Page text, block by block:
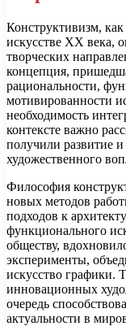
Конструктивизм,
искусстве XX века,
творческих
концепция,
рациональности,
мотивированности
необходимость
контексте важно
получили развитие
художественного
Философия
новых методов
подходов к
функционального
обществу,
эксперименты,
искусство графики.
инновационных
очередь
актуальности в